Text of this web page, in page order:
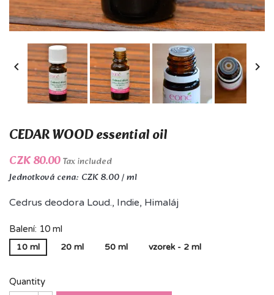
 
CEDAR WOOD essential oil
CZK 80.00Tax included
Jednotková cena: CZK 8.00 / ml
Cedrus deodora Loud., Indie, Himaláj
Balení: 10 ml
10 ml 20 ml 50 ml vzorek - 2 ml
Quantity